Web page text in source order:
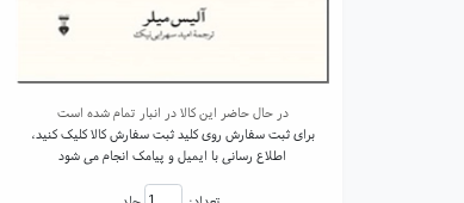
در حال حاضر این کالا در انبار تمام شده است
برای ثبت سفارش روی کلید ثبت سفارش کالا کلیک کنید،
اطلاع رسانی با ایمیل و پیامک انجام می شود